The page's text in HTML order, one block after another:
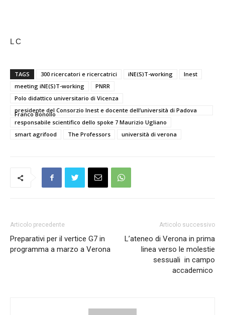
L C
TAGS 300 ricercatori e ricercatrici iNE(S)T-working
Inest
meeting iNE(S)T-working
PNRR
Polo didattico universitario di Vicenza
presidente del Consorzio Inest e docente dell’università di Padova
Franco Bonollo
responsabile scientifico dello spoke 7 Maurizio Ugliano
smart agrifood
The Professors università di verona
Articolo precedente
Preparativi per il vertice G7 in
programma a marzo a Verona
Articolo successivo
L’ateneo di Verona in prima
linea verso le molestie
sessuali in campo
accademico